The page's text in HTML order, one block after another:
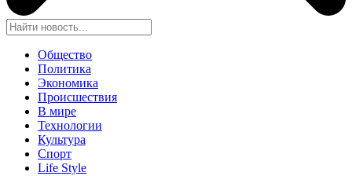
Общество
Политика
Экономика
Происшествия
В мире
Технологии
Культура
Спорт
Life Style